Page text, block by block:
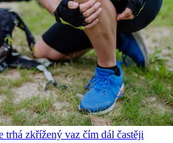
trhá zkřížený vaz čím dál častěji